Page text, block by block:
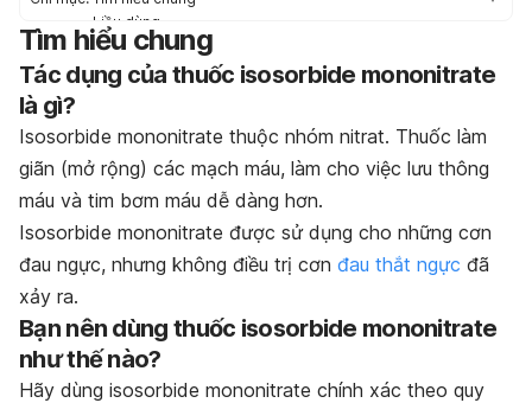
Liều dùng
Tác dụng phụ
Thận trọng trước khi dùng
Tương tác thuốc
Tìm hiểu chung
Tác dụng của thuốc isosorbide mononitrate
là gì?
Isosorbide mononitrate thuộc nhóm nitrat. Thuốc làm
giãn (mở rộng) các mạch máu, làm cho việc lưu thông
máu và tim bơm máu dễ dàng hơn.
Isosorbide mononitrate được sử dụng cho những cơn
đau ngực, nhưng không điều trị cơn đau thắt ngực đã
xảy ra.
Bạn nên dùng thuốc isosorbide mononitrate
như thế nào?
Hãy dùng isosorbide mononitrate chính xác theo quy